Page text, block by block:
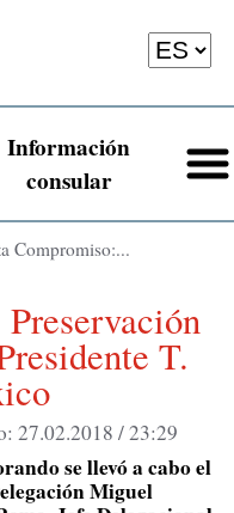
Información
consular
Compromiso:...
T.
27.02.2018 / 23:29
se llevó a cabo el
Miguel